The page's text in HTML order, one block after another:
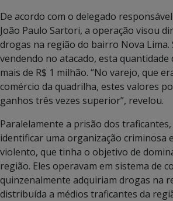
De acordo com o delegado
João Paulo Sartori, a operação visou
drogas na região do bairro Nova Lima.
vendendo no atacado, esta
mais de R$ 1 milhão. “No varejo, que
comércio da quadrilha, estes valores
ganhos três vezes superior”, revelou.
Paralelamente a prisão dos traficantes,
identificar uma organização criminosa
violento, que tinha o objetivo de
região. Eles operavam em sistema de
quinzenalmente adquiriam drogas na
distribuída a médios traficantes da